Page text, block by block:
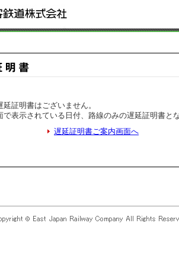
延証明書はございません。
で表示されている日付、路線のみの遅延証明書と
遅延証明書ご案内画面へ